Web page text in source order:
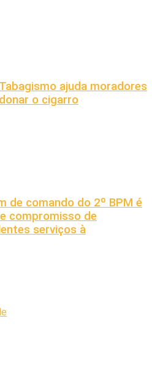
ajuda moradores
o cigarro
de comando do 2º BPM é
compromisso de
serviços à